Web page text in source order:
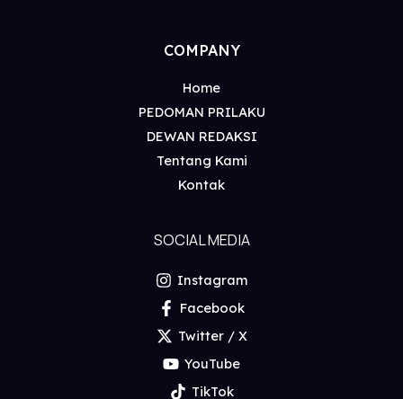
COMPANY
Home
PEDOMAN PRILAKU
DEWAN REDAKSI
Tentang Kami
Kontak
SOCIAL MEDIA
Instagram
Facebook
Twitter / X
YouTube
TikTok